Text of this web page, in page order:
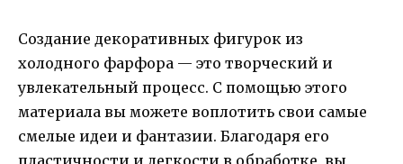
Создание декоративных фигурок из
холодного фарфора — это творческий и
увлекательный процесс. С помощью этого
материала вы можете воплотить свои самые
смелые идеи и фантазии. Благодаря его